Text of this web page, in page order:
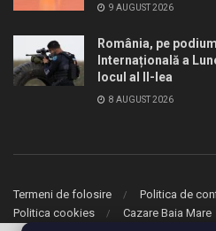
9 AUGUST 2026
România, pe
Internațională a
locul al II-lea
8 AUGUST 2026
Termeni de folosire
Politica de
Politica cookies
Cazare Baia Mare